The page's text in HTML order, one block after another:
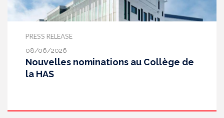
PRESS RELEASE
08/06/2026
Nouvelles nominations au Collège de
la HAS